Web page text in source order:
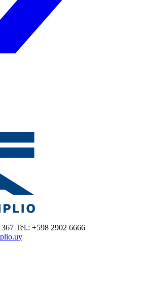
Tel.: +598 2902 6666